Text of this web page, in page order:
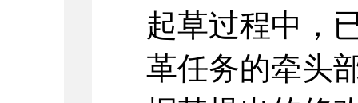
起草过程中，
革任务的牵头